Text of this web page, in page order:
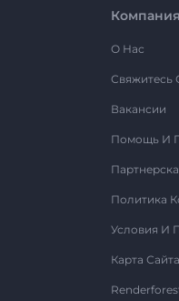
Компания
О Нас
Свяжитесь
Вакансии
Помощь И
Политика
Условия И
Карта Сайта